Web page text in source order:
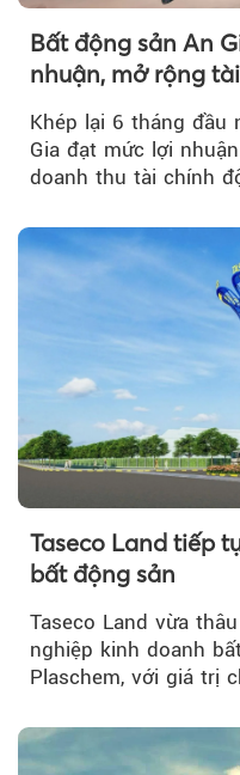
Bất động sản An
nhuận, mở rộng
Khép lại 6 tháng đầu
Gia đạt mức lợi
doanh thu tài chính
Taseco Land tiếp
bất động sản
Taseco Land vừa
nghiệp kinh doanh
Plaschem, với giá trị